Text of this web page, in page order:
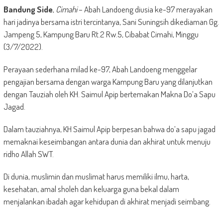
Bandung Side, Cimahi– Abah Landoeng diusia ke-97 merayakan
hari jadinya bersama istri tercintanya, Sani Suningsih dikediaman Gg.
Jampeng 5, Kampung Baru Rt.2 Rw.5, Cibabat Cimahi, Minggu
(3/7/2022).
Perayaan sederhana milad ke-97, Abah Landoeng menggelar
pengajian bersama dengan warga Kampung Baru yang dilanjutkan
dengan Tauziah oleh KH. Saimul Apip bertemakan Makna Do’a Sapu
Jagad.
Dalam tauziahnya, KH Saimul Apip berpesan bahwa do’a sapu jagad
memaknai keseimbangan antara dunia dan akhirat untuk menuju
ridho Allah SWT.
Di dunia, muslimin dan muslimat harus memiliki ilmu, harta,
kesehatan, amal sholeh dan keluarga guna bekal dalam
menjalankan ibadah agar kehidupan di akhirat menjadi seimbang.